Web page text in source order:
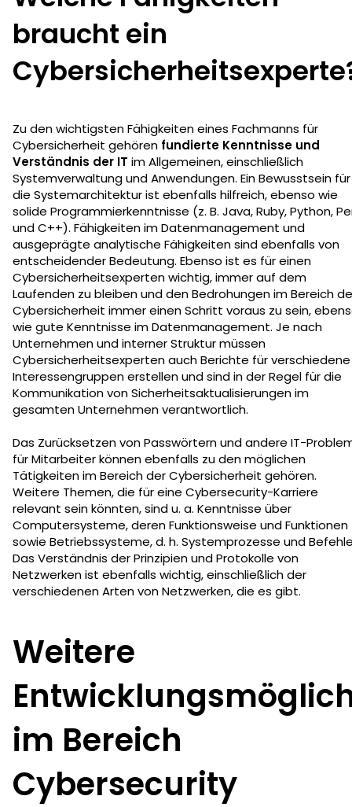
braucht ein
Zu den wichtigsten Fähigkeiten eines Fachmanns für
Cybersicherheit gehören fundierte Kenntnisse und
Verständnis der IT im Allgemeinen, einschließlich
Systemverwaltung und Anwendungen. Ein Bewusstsein für
die Systemarchitektur ist ebenfalls hilfreich, ebenso wie
solide Programmierkenntnisse (z. B. Java, Ruby, Python,
und C++). Fähigkeiten im Datenmanagement und
ausgeprägte analytische Fähigkeiten sind ebenfalls von
entscheidender Bedeutung. Ebenso ist es für einen
Cybersicherheitsexperten wichtig, immer auf dem
Laufenden zu bleiben und den Bedrohungen im Bereich
Cybersicherheit immer einen Schritt voraus zu sein,
wie gute Kenntnisse im Datenmanagement. Je nach
Unternehmen und interner Struktur müssen
Cybersicherheitsexperten auch Berichte für verschiedene
Interessengruppen erstellen und sind in der Regel für die
Kommunikation von Sicherheitsaktualisierungen im
gesamten Unternehmen verantwortlich.
Das Zurücksetzen von Passwörtern und andere IT-
für Mitarbeiter können ebenfalls zu den möglichen
Tätigkeiten im Bereich der Cybersicherheit gehören.
Weitere Themen, die für eine Cybersecurity-Karriere
relevant sein könnten, sind u. a. Kenntnisse über
Computersysteme, deren Funktionsweise und Funktionen
sowie Betriebssysteme, d. h. Systemprozesse und
Das Verständnis der Prinzipien und Protokolle von
Netzwerken ist ebenfalls wichtig, einschließlich der
verschiedenen Arten von Netzwerken, die es gibt.
Weitere
im Bereich
Cybersecurity